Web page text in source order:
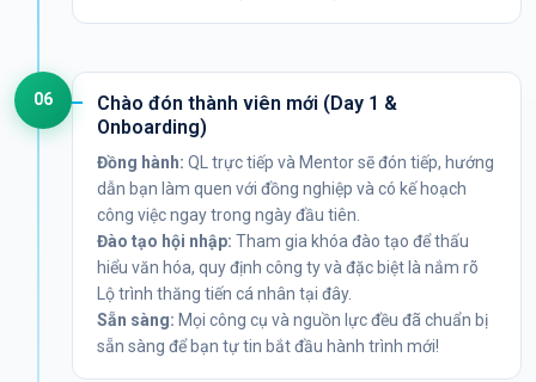
06
Chào đón thành viên mới (Day 1 &
Onboarding)
Đồng hành: QL trực tiếp và Mentor sẽ đón tiếp, hướng
dẫn bạn làm quen với đồng nghiệp và có kế hoạch
công việc ngay trong ngày đầu tiên.
Đào tạo hội nhập: Tham gia khóa đào tạo để thấu
hiểu văn hóa, quy định công ty và đặc biệt là nắm rõ
Lộ trình thăng tiến cá nhân tại đây.
Sẵn sàng: Mọi công cụ và nguồn lực đều đã chuẩn bị
sẵn sàng để bạn tự tin bắt đầu hành trình mới!